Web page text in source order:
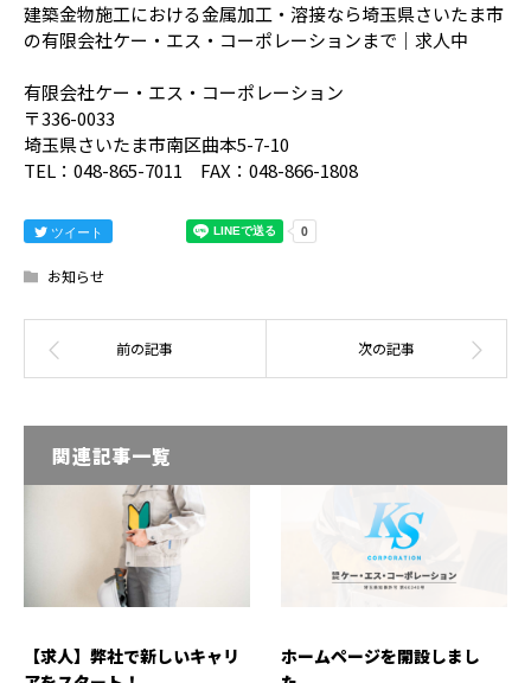
建築金物施工における金属加工・溶接なら埼玉県さいたま市
の有限会社ケー・エス・コーポレーションまで｜求人中
有限会社ケー・エス・コーポレーション
〒336-0033
埼玉県さいたま市南区曲本5-7-10
TEL：048-865-7011 FAX：048-866-1808
ツイート
お知らせ
関連記事一覧
【求人】弊社で新しいキャリ
ホームページを開設しまし